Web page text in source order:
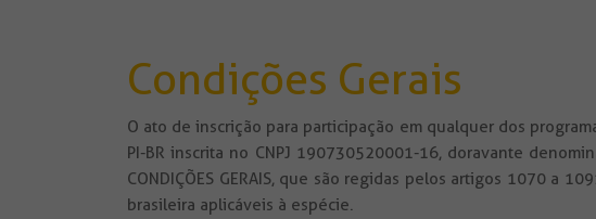
Condições Gerais
O ato de inscrição para participação em qualquer dos
PI-BR inscrita no CNPJ 190730520001-16, doravante
CONDIÇÕES GERAIS, que são regidas pelos artigos 1070 a
brasileira aplicáveis à espécie.